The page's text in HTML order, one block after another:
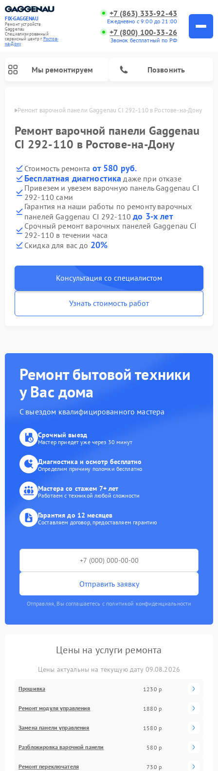
FIX-GAGGENAU
Ремонт устройств
Gaggenau
Специализированный
cервисный центр г.Ростов-
на-Дону
+7 (863) 333-92-43
Ежедневно с 9:00 до 21:00
+7 (800) 100-33-26
Звонок бесплатный по РФ
Мы ремонтируем Позвонить
Ремонт варочной панели Gaggenau CI 292-110 в Ростове-на-Дону
Ремонт варочной панели Gaggenau
CI 292-110 в Ростове-на-Дону
Стоимость ремонта от 580 руб.
Бесплатная диагностика даже при отказе
Привезем и увезем варочную панель Gaggenau CI
292-110 сами
Гарантия на наши работы по ремонту варочных
панелей Gaggenau CI 292-110до 3-х лет
Срочный ремонт варочных панелей Gaggenau CI
292-110 в течении часа
Скидка для вас до 20%
Консультация со специалистом
Узнать стоимость работ
Ремонт бытовой техники
у Вас дома
С выездом квалифицированного мастера
Срочный выезд
Мастер приедет уже через 30 минут
Диагностика и осмотр бесплатно
Определим причину поломки бесплатно
Мастера со стажем 7+ лет
Работаем с техникой любой сложности
Гарантия до 12 месяцев
Составляем договор, предоставляем гарантию
Отправить заявку
Отправляя, Вы соглашаетесь с политикой конфиденциальности
Цены на услуги ремонта
Цены актуальны на текущую дату 09.08.2026
Прошивка 1230 р
Ремонт модуля управления 1880 р
Замена панели управления 1580 р
Разблокировка варочной панели 580 р
Ремонт переключателя 730 р